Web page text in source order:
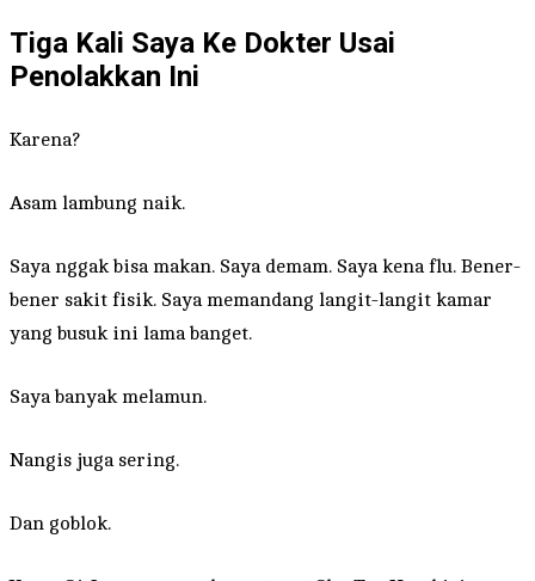
Tiga Kali Saya Ke Dokter Usai
Penolakkan Ini
Karena?
Asam lambung naik.
Saya nggak bisa makan. Saya demam. Saya kena flu. Bener-
bener sakit fisik. Saya memandang langit-langit kamar
yang busuk ini lama banget.
Saya banyak melamun.
Nangis juga sering.
Dan goblok.